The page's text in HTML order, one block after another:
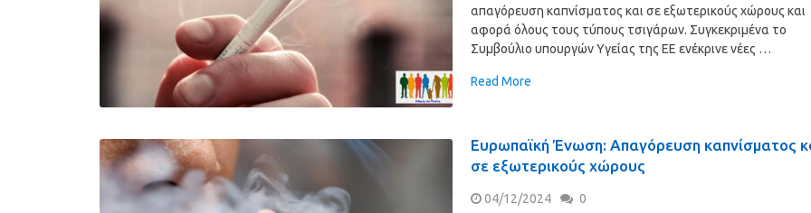
απαγόρευση καπνίσματος και σε εξωτερικούς χώρους και
αφορά όλους τους τύπους τσιγάρων. Συγκεκριμένα το
Συμβούλιο υπουργών Υγείας της ΕΕ ενέκρινε νέες …
Read More
Ευρωπαϊκή Ένωση: Απαγόρευση καπνίσματος
σε εξωτερικούς χώρους
04/12/2024 0